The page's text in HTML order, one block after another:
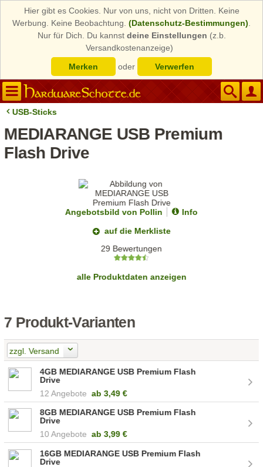
Hier gibt es Cookies. Nur von uns, nicht von Dritten. Keine
Werbung. Keine Beobachtung. (Datenschutz-Bestimmungen)
Nur für Dich. Du kannst deine Einstellungen (z.b.
Versandkostenanzeige)
Merken
oder Verwerfen
USB-Sticks
MEDIARANGE USB Premium
Flash Drive
Angebotsbild von Pollin
Info
auf die Merkliste
29 Bewertungen
alle Produktdaten anzeigen
7 Produkt-Varianten
zzgl. Versand
4GB MEDIARANGE USB Premium Flash
Drive
12 Angebote ab 3,49 €
8GB MEDIARANGE USB Premium Flash
Drive
10 Angebote ab 3,99 €
16GB MEDIARANGE USB Premium Flash
Drive